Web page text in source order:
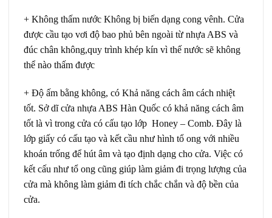
+ Không thấm nước Không bị biến dạng cong vênh. Cửa
được cầu tạo vơi độ bao phủ bên ngoài từ nhựa ABS và
đúc chân không,quy trình khép kín vì thế nước sẽ không
thể nào thấm được
+ Độ ấm bằng không, có Khả năng cách âm cách nhiệt
tốt. Sở dĩ cửa nhựa ABS Hàn Quốc có khả năng cách âm
tốt là vì trong cửa có cấu tạo lớp Honey – Comb. Đây là
lớp giấy có cấu tạo và kết cầu như hình tổ ong với nhiều
khoán trống để hút âm và tạo định dạng cho cửa. Việc có
kết cấu như tổ ong cũng giúp làm giảm đi trọng lượng của
cửa mà không làm giảm đi tích chắc chắn và độ bền của
cửa.